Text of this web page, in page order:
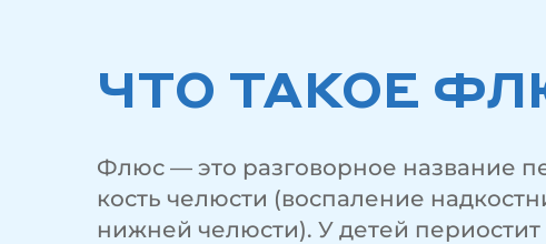
ЧТО ТАКОЕ
Флюс — это разговорное название
кость челюсти (воспаление
нижней челюсти). У детей периостит